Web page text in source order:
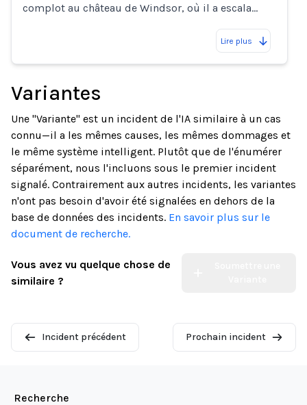
complot au château de Windsor, où il a escala…
Lire plus
Variantes
Une "Variante" est un incident de l'IA similaire à un cas
connu—il a les mêmes causes, les mêmes dommages et
le même système intelligent. Plutôt que de l'énumérer
séparément, nous l'incluons sous le premier incident
signalé. Contrairement aux autres incidents, les variantes
n'ont pas besoin d'avoir été signalées en dehors de la
base de données des incidents. En savoir plus sur le
document de recherche.
Vous avez vu quelque chose de
similaire ?
Incident précédent Prochain incident
Recherche